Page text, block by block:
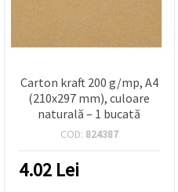
Carton kraft 200 g/mp, A4
(210x297 mm), culoare
naturală – 1 bucată
COD: 824387
4.02 Lei